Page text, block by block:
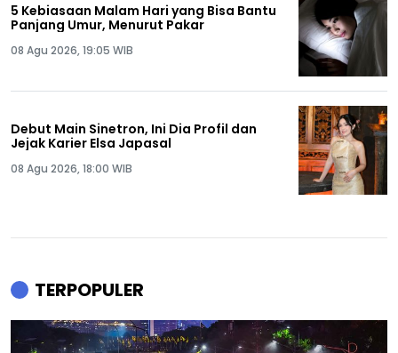
5 Kebiasaan Malam Hari yang Bisa Bantu
Panjang Umur, Menurut Pakar
08 Agu 2026, 19:05 WIB
Debut Main Sinetron, Ini Dia Profil dan
Jejak Karier Elsa Japasal
08 Agu 2026, 18:00 WIB
TERPOPULER